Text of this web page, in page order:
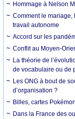
Hommage à Nelson
Comment le mariage,
travail autonome
Accord sur les
Conflit au Moyen-
La théorie de
de vocabulaire ou de
Les ONG à bout de
d’organisation ?
Billes, cartes
Dans la France des